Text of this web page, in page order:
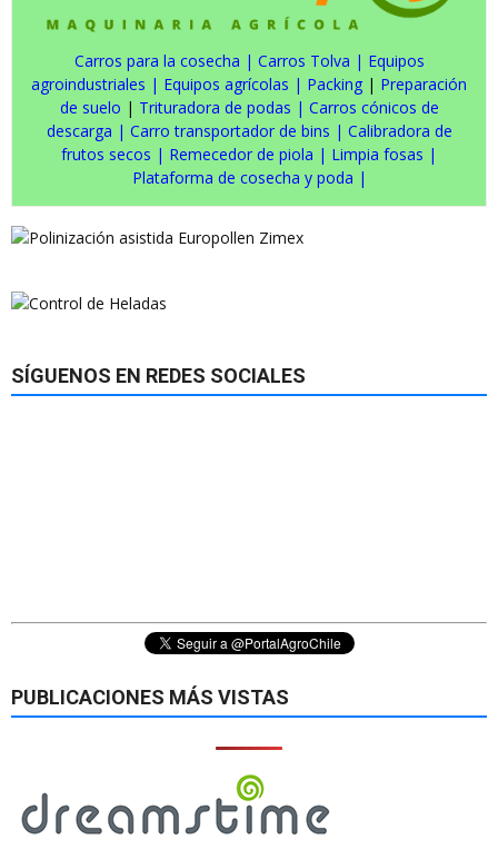
Carros para la cosecha | Carros Tolva | Equipos
agroindustriales | Equipos agrícolas | Packing | Preparación
de suelo | Trituradora de podas | Carros cónicos de
descarga | Carro transportador de bins | Calibradora de
frutos secos | Remecedor de piola | Limpia fosas |
Plataforma de cosecha y poda |
SÍGUENOS EN REDES SOCIALES
PUBLICACIONES MÁS VISTAS